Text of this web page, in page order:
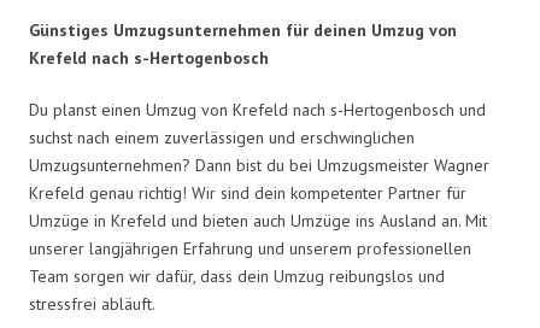
Günstiges Umzugsunternehmen für deinen Umzug von
Krefeld nach s-Hertogenbosch
Du planst einen Umzug von Krefeld nach s-Hertogenbosch und
suchst nach einem zuverlässigen und erschwinglichen
Umzugsunternehmen? Dann bist du bei Umzugsmeister Wagner
Krefeld genau richtig! Wir sind dein kompetenter Partner für
Umzüge in Krefeld und bieten auch Umzüge ins Ausland an. Mit
unserer langjährigen Erfahrung und unserem professionellen
Team sorgen wir dafür, dass dein Umzug reibungslos und
stressfrei abläuft.